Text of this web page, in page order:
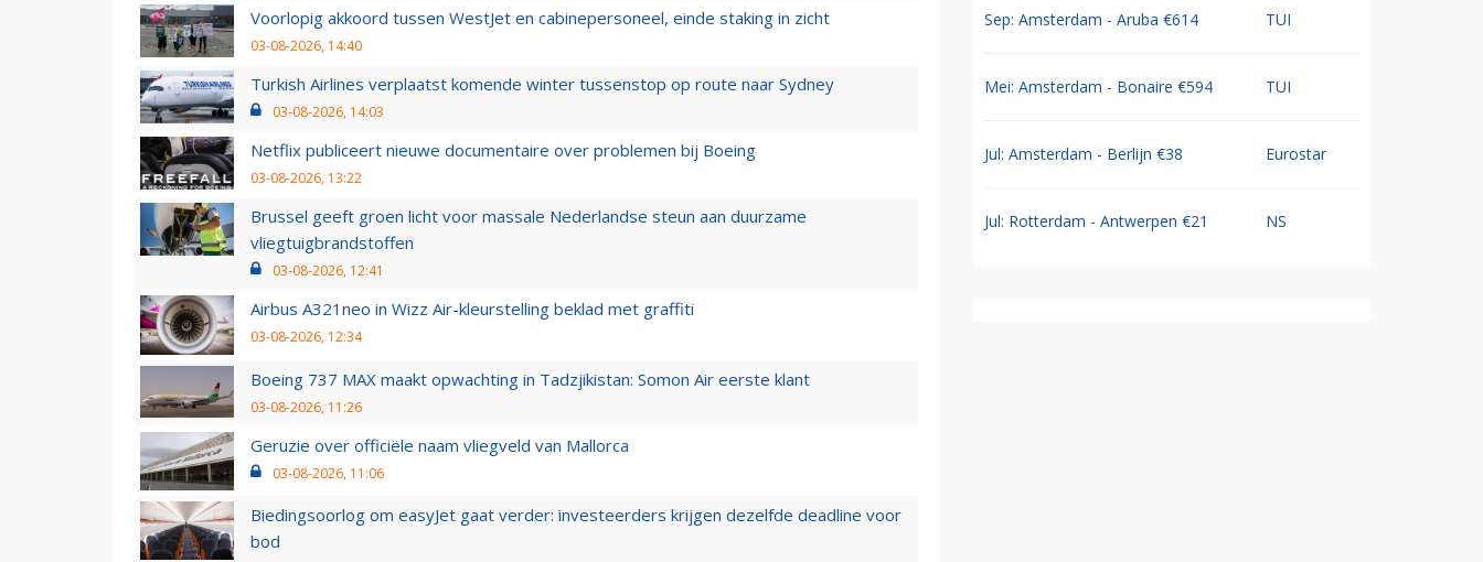
Voorlopig akkoord tussen WestJet en cabinepersoneel, einde staking in zicht
03-08-2026, 14:40
Turkish Airlines verplaatst komende winter tussenstop op route naar Sydney
03-08-2026, 14:03
Netflix publiceert nieuwe documentaire over problemen bij Boeing
03-08-2026, 13:22
Brussel geeft groen licht voor massale Nederlandse steun aan duurzame
vliegtuigbrandstoffen
03-08-2026, 12:41
Airbus A321neo in Wizz Air-kleurstelling beklad met graffiti
03-08-2026, 12:34
Boeing 737 MAX maakt opwachting in Tadzjikistan: Somon Air eerste klant
03-08-2026, 11:26
Geruzie over officiële naam vliegveld van Mallorca
03-08-2026, 11:06
Biedingsoorlog om easyJet gaat verder: investeerders krijgen dezelfde deadline voor
bod
Sep: Amsterdam - Aruba €614 TUI
Mei: Amsterdam - Bonaire €594 TUI
Jul: Amsterdam - Berlijn €38 Eurostar
Jul: Rotterdam - Antwerpen €21 NS